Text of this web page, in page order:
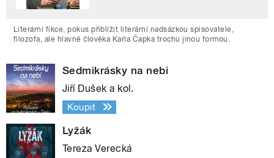
Literární fikce, pokus přiblížit literární nadsázkou spisovatele,
filozofa, ale hlavně člověka Karla Čapka trochu jinou formou.
Sedmikrásky na nebi
Jiří Dušek a kol.
Koupit
Lyžák
Tereza Verecká